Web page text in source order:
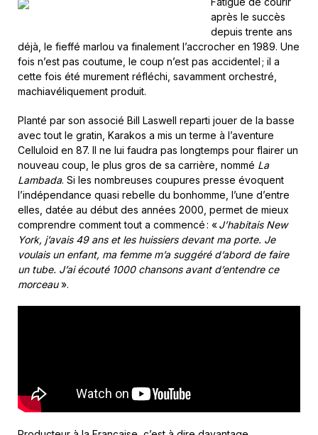
après le succès
depuis trente ans
déjà, le fieffé marlou va finalement l’accrocher en 1989. Une
fois n’est pas coutume, le coup n’est pas accidentel ; il a
cette fois été murement réfléchi, savamment orchestré,
machiavéliquement produit.
Planté par son associé Bill Laswell reparti jouer de la basse
avec tout le gratin, Karakos a mis un terme à l’aventure
Celluloid en 87. Il ne lui faudra pas longtemps pour flairer un
nouveau coup, le plus gros de sa carrière, nommé La
Lambada. Si les nombreuses coupures presse évoquent
l’indépendance quasi rebelle du bonhomme, l’une d’entre
elles, datée au début des années 2000, permet de mieux
comprendre comment tout a commencé : «J’habitais New
York, j’avais 49 ans et les huissiers devant ma porte. Je
voulais un enfant, ma femme m’a suggéré d’abord de faire
un tube. J’ai écouté 1000 chansons avant d’entendre ce
morceau».